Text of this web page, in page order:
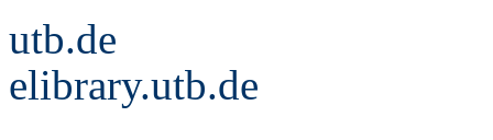
utb.de
elibrary.utb.de